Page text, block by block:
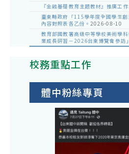
『金融基礎教育主題教材』推廣工
臺東縣政府「115學年度全國學生
內容對照表各乙份。 2026-08-10
教育部國教署高級中等學校美術學
業成長研習－2026台東博覽會參訪
校務重點工作
體中粉絲專頁